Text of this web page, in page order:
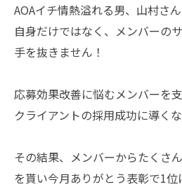
AOAイチ情熱溢れる男、山村さん
自身だけではなく、メンバーの
手を抜きません！
応募効果改善に悩むメンバーを支
クライアントの採用成功に導く
その結果、メンバーからたくさ
を貰い今月ありがとう表彰で1位